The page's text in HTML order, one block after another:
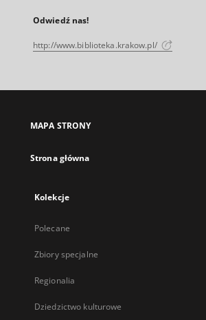
Odwiedź nas!
http://www.biblioteka.krakow.pl/
MAPA STRONY
Strona główna
Kolekcje
Polecane
Zbiory specjalne
Regionalia
Dziedzictwo kulturowe